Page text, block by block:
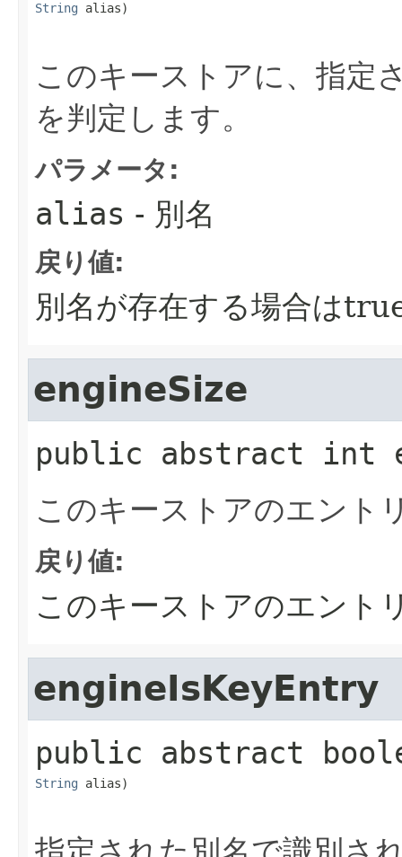
String alias)
このキーストアに、指定
を判定します。
パラメータ:
alias - 別名
戻り値:
別名が存在する場合は
engineSize
public abstract int
このキーストアのエント
戻り値:
このキーストアのエント
engineIsKeyEntry
public abstract
String alias)